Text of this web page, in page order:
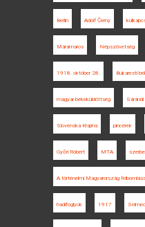
Berlin Adolf Černý
Máramaros Népszövetség
1918. október 28. Bukaresti
magyar békeküldöttség
Slovenska Krajina pincérek
Győri Róbert MTA
A történelmi Magyarország felbomlása
hadifoglyok 1917